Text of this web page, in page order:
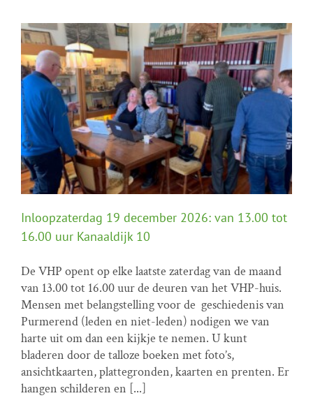
Inloopzaterdag 19 december 2026: van 13.00 tot
16.00 uur Kanaaldijk 10
Home programma Inloopzaterdagen
Inloopzaterdag 19 december 2026: van 13.00 tot
16.00 uur Kanaaldijk 10
De VHP opent op elke laatste zaterdag van de maand
van 13.00 tot 16.00 uur de deuren van het VHP-huis.
Mensen met belangstelling voor de geschiedenis van
Purmerend (leden en niet-leden) nodigen we van
harte uit om dan een kijkje te nemen. U kunt
bladeren door de talloze boeken met foto’s,
ansichtkaarten, plattegronden, kaarten en prenten. Er
hangen schilderen en [...]